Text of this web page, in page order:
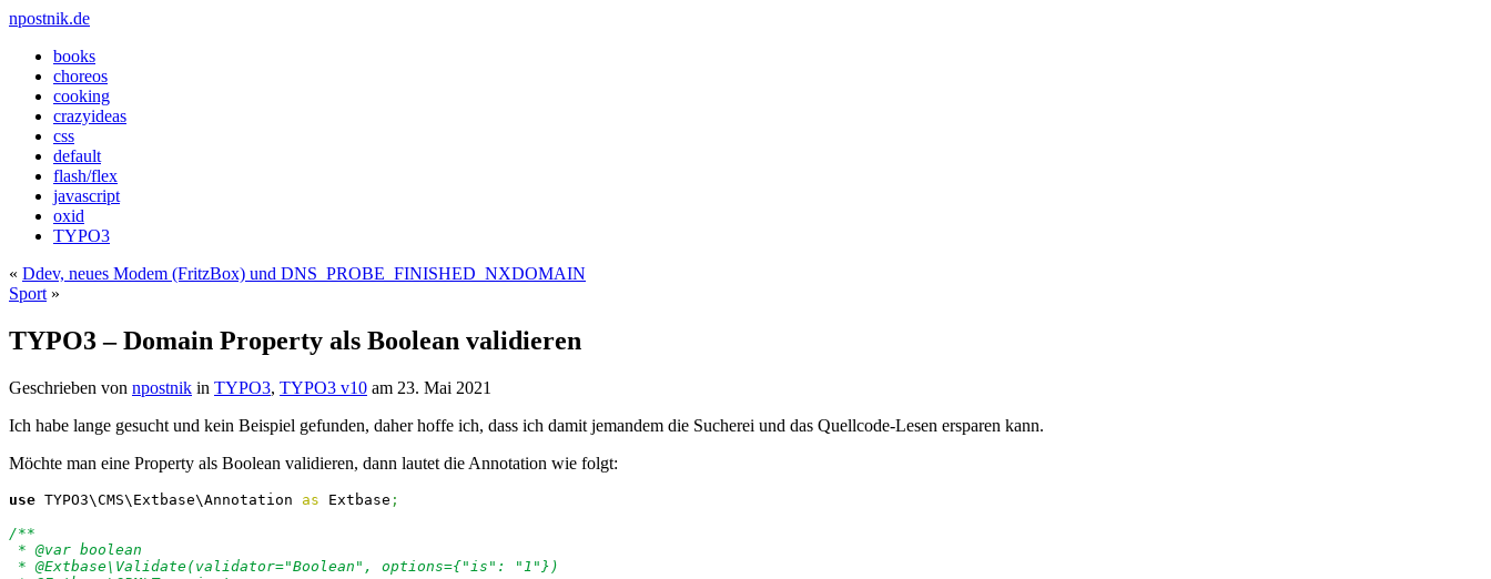
npostnik.de
books
choreos
cooking
crazyideas
css
default
flash/flex
javascript
oxid
TYPO3
« Ddev, neues Modem (FritzBox) und DNS_PROBE_FINISHED_NXDOMAIN
Sport »
TYPO3 – Domain Property als Boolean validieren
Geschrieben von npostnik in TYPO3, TYPO3 v10 am 23. Mai 2021
Ich habe lange gesucht und kein Beispiel gefunden, daher hoffe ich, dass ich damit jemandem die Sucherei und das Quellcode-Lesen ersparen kann.
Möchte man eine Property als Boolean validieren, dann lautet die Annotation wie folgt:
use TYPO3\CMS\Extbase\Annotation as Extbase ;
/**
* @var boolean
* @Extbase\Validate(validator="Boolean", options={"is": "1"})